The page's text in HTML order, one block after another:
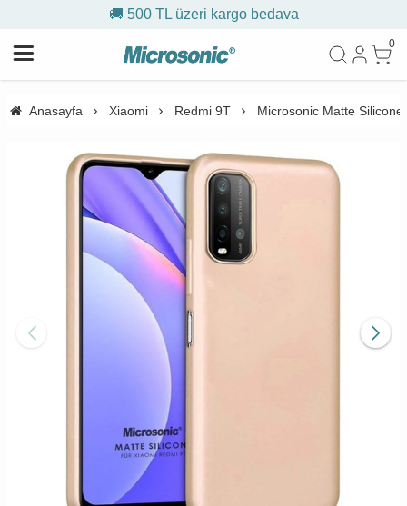
🚚 500 TL üzeri kargo bedava
0
Anasayfa Xiaomi Redmi 9T Microsonic Matte Silicone